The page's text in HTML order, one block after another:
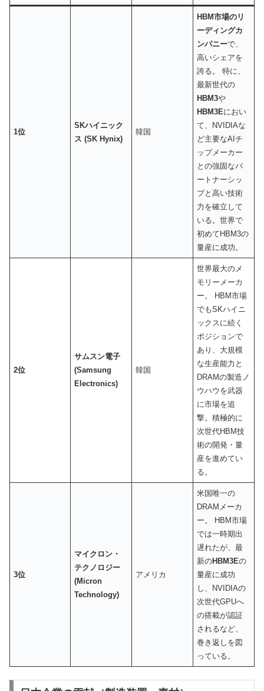
1位
SKハイニック
ス (SK Hynix)
韓国
HBM市場のリ
ーディングカ
ンパニーで、
高いシェアを
誇る。 特に、
最新世代の
HBM3や
HBM3Eにおい
て、NVIDIAな
ど主要なAIチ
ップメーカー
との強固なパ
ートナーシッ
プと高い技術
力を確立して
いる。世界で
初めてHBM3の
量産に成功。
2位
サムスン電子
(Samsung
Electronics)
韓国
世界最大のメ
モリーメーカ
ー。 HBM市場
でもSKハイニ
ックスに続く
ポジションで
あり、大規模
な生産能力と
DRAMの製造ノ
ウハウを武器
に市場を追
撃。積極的に
次世代HBM技
術の開発・量
産を進めてい
る。
3位
マイクロン・
テクノロジー
(Micron
Technology)
アメリカ
米国唯一の
DRAMメーカ
ー。 HBM市場
では一時期出
遅れたが、最
新のHBM3Eの
量産に成功
し、NVIDIAの
次世代GPUへ
の搭載が認証
されるなど、
巻き返しを図
っている。